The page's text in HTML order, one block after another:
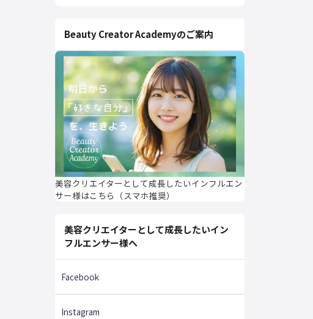
Beauty Creator Academyのご案内
美容クリエイターとして成長したいインフルエン
サー様はこちら（スマホ推奨）
美容クリエイターとして成長したいイン
フルエンサー様へ
Facebook
Instagram